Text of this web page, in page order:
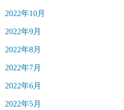
2022年10月
2022年9月
2022年8月
2022年7月
2022年6月
2022年5月